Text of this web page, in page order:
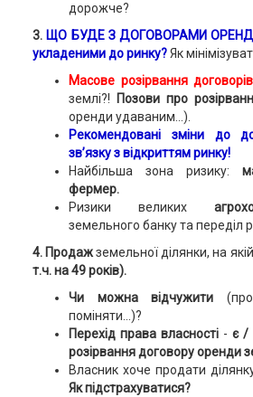
дорожче?
3. ЩО БУДЕ З ДОГОВОРАМИ
укладеними до ринку?Як
Масове розірвання
землі?!
Позови про
оренди удаваним...).
Рекомендовані зміни до
зв’язку з відкриттям ринку!
Найбільша зона ризику:
фермер.
Ризики великих
земельного банку та переділ
4. Продажземельної ділянки, на якій
т.ч. на 49 років).
Чи можна відчужити
поміняти…)?
Перехід права власності- є /
розірвання договору оренди
Власник хоче продати
Як підстрахуватися?